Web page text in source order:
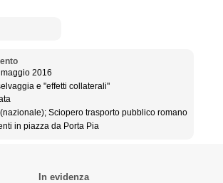
2016
e "effetti collaterali"
Sciopero trasporto pubblico romano
in piazza da Porta Pia
In evidenza